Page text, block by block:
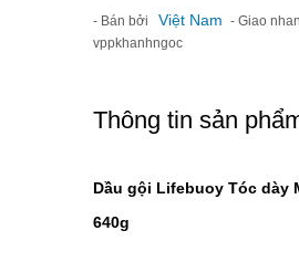
- Bán bởi Việt Nam - Giao
vppkhanhngoc
Thông tin sản
Dầu gội Lifebuoy Tóc dày
640g